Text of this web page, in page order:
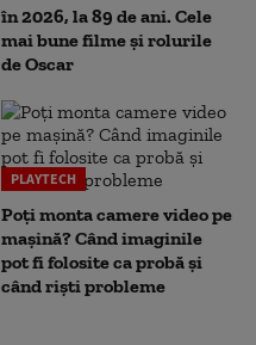
în 2026, la 89 de ani. Cele
mai bune filme și rolurile
de Oscar
PLAYTECH
Poți monta camere video pe
mașină? Când imaginile
pot fi folosite ca probă și
când riști probleme